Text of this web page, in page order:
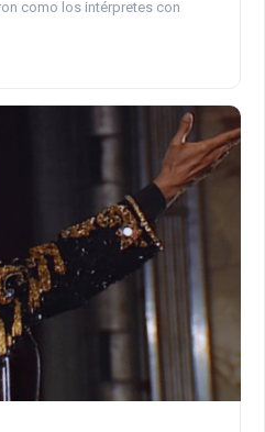
como los intérpretes con